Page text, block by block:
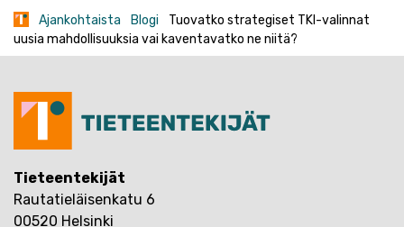
Ajankohtaista Blogi
Tuovatko strategiset TKI-valinnat
uusia mahdollisuuksia vai kaventavatko ne niitä?
Tieteentekijät
Rautatieläisenkatu 6
00520 Helsinki